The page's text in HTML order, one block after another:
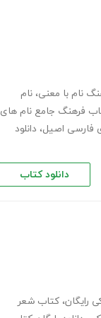
نام با معنی، نام
فرهنگ جامع نام های
فارسی اصیل، دانلود
دانلود کتاب
رایگان، کتاب شعر